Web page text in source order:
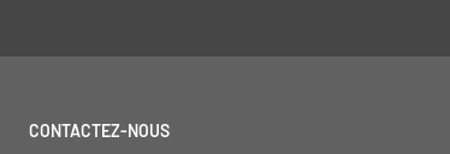
CONTACTEZ-NOUS